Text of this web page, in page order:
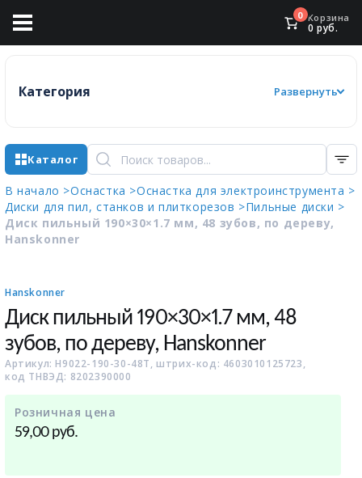
0 Корзина
0 руб.
Категория Развернуть
Каталог
В начало >Оснастка >Оснастка для электроинструмента >
Диски для пил, станков и плиткорезов >Пильные диски >
Диск пильный 190×30×1.7 мм, 48 зубов, по дереву,
Hanskonner
Hanskonner
Диск пильный 190×30×1.7 мм, 48
зубов, по дереву, Hanskonner
Артикул: H9022-190-30-48T, штрих-код: 4603010125723,
код ТНВЭД: 8202390000
Розничная цена
59,00руб.